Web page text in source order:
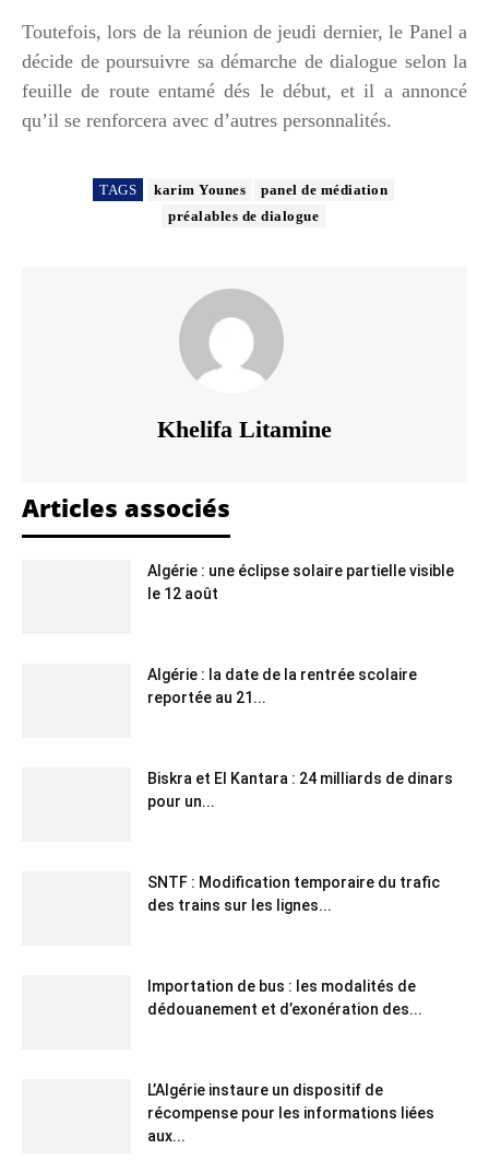
Toutefois, lors de la réunion de jeudi dernier, le Panel a
décide de poursuivre sa démarche de dialogue selon la
feuille de route entamé dés le début, et il a annoncé
qu’il se renforcera avec d’autres personnalités.
TAGS karim Younes
panel de médiation
préalables de dialogue
Khelifa Litamine
Articles associés
Algérie : une éclipse solaire partielle visible
le 12 août
Algérie : la date de la rentrée scolaire
reportée au 21...
Biskra et El Kantara : 24 milliards de dinars
pour un...
SNTF : Modification temporaire du trafic
des trains sur les lignes...
Importation de bus : les modalités de
dédouanement et d’exonération des...
L’Algérie instaure un dispositif de
récompense pour les informations liées
aux...